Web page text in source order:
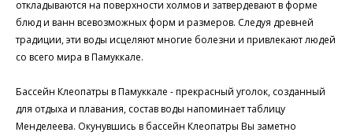
откладываются на поверхности холмов и затвердевают в форме
блюд и ванн всевозможных форм и размеров. Следуя древней
традиции, эти воды исцеляют многие болезни и привлекают людей
со всего мира в Памуккале.
Бассейн Клеопатры в Памуккале - прекрасный уголок, созданный
для отдыха и плавания, состав воды напоминает таблицу
Менделеева. Окунувшись в бассейн Клеопатры Вы заметно